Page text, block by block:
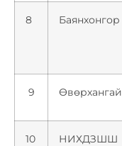
8 Баянхонгор
9 Өвөрхангай
10 НИХДЗШШ